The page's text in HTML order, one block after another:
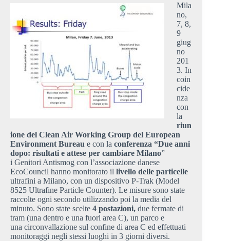
Mila
no,
7, 8,
9
giug
no
201
3. In
coin
cide
nza
con
la
riun
ione del Clean Air Working Group del European
Environment Bureau e con la conferenza “Due anni
dopo: risultati e attese per cambiare Milano”
i Genitori Antismog con l’associazione danese
EcoCouncil hanno monitorato il livello delle particelle
ultrafini a Milano, con un dispositivo P-Trak (Model
8525 Ultrafine Particle Counter). Le misure sono state
raccolte ogni secondo utilizzando poi la media del
minuto. Sono state scelte 4 postazioni, due fermate di
tram (una dentro e una fuori area C), un parco e
una circonvallazione sul confine di area C ed effettuati
monitoraggi negli stessi luoghi in 3 giorni diversi.